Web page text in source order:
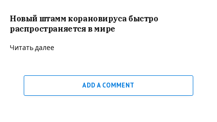
Новый штамм корановируса быстро
распространяется в мире
Читать далее
ADD A COMMENT